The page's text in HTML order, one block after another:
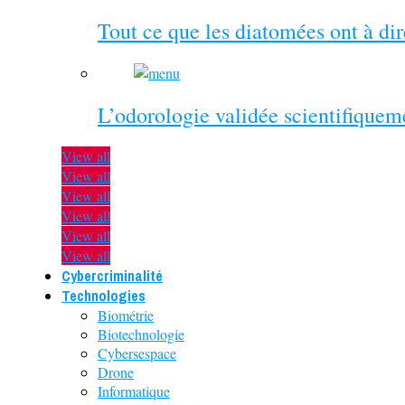
Tout ce que les diatomées ont à
L’odorologie validée
View all
View all
View all
View all
View all
View all
Cybercriminalité
Technologies
Biométrie
Biotechnologie
Cybersespace
Drone
Informatique